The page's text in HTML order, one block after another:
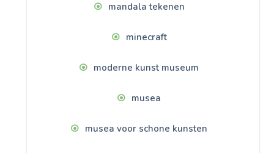
mandala tekenen
minecraft
moderne kunst museum
musea
musea voor schone kunsten